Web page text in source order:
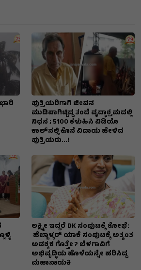
ಪುತ್ರಿಯರಿಗಾಗಿ ಜೀವನ
ಮುಡಿಪಾಗಿಟ್ಟಿದ್ದ ತಂದೆ ವೃದ್ಧಾಶ್ರಮದಲ್ಲಿ
ನಿಧನ ; ₹5100 ಕಳುಹಿಸಿ ವಿಡಿಯೊ
ಕಾಲ್‌ನಲ್ಲಿ ಕೊನೆ ವಿದಾಯ ಹೇಳಿದ
ಪುತ್ರಿಯರು...!
ಲಕ್ಷ್ಮೀ ಇದ್ದರೆ DK ಸಂಪುಟಕ್ಕೆ ಶೋಭೆ:
ಹೆಬ್ಬಾಳ್ಕರ್ ಯಾಕೆ ಸಂಪುಟಕ್ಕೆ ಅತ್ಯಂತ
ಅವಶ್ಯಕ ಗೊತ್ತೇ ? ಬೆಳಗಾವಿಗೆ
ಅಭಿವೃದ್ಧಿಯ ಹೊಳೆಯನ್ನೇ ಹರಿಸಿದ್ದ
ಮಹಾನಾಯಕಿ